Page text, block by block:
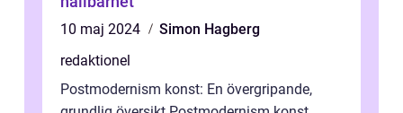
10 maj 2024
Simon Hagberg
redaktionel
Postmodernism konst: En övergripande,